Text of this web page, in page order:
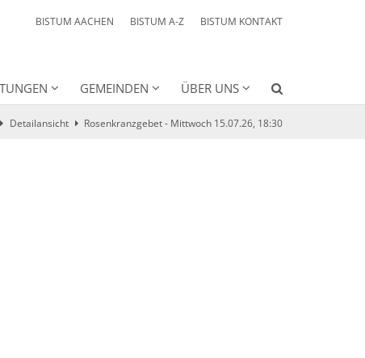
BISTUM AACHEN BISTUM A-Z BISTUM KONTAKT
GEMEINDEN ÜBER UNS
Detailansicht Rosenkranzgebet - Mittwoch 15.07.26, 18:30